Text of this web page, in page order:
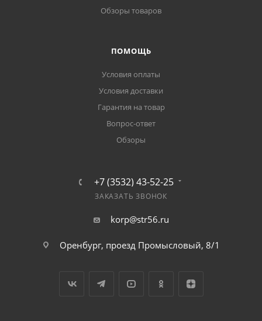
Обзоры товаров
ПОМОЩЬ
Условия оплаты
Условия доставки
Гарантия на товар
Вопрос-ответ
Обзоры
+7 (3532) 43-52-25
ЗАКАЗАТЬ ЗВОНОК
korp@str56.ru
Оренбург, проезд Промысловый, 8/1